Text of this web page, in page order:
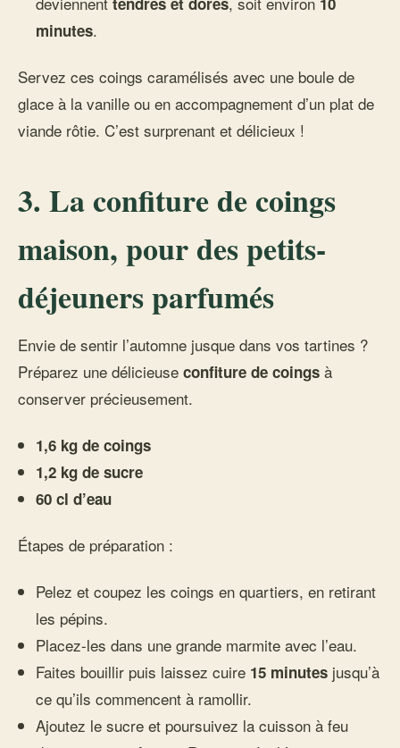
minutes.
Servez ces coings caramélisés avec une boule de
glace à la vanille ou en accompagnement d’un plat de
viande rôtie. C’est surprenant et délicieux !
3. La confiture de coings
maison, pour des petits-
déjeuners parfumés
Envie de sentir l’automne jusque dans vos tartines ?
Préparez une délicieuse confiture de coings à
conserver précieusement.
1,6 kg de coings
1,2 kg de sucre
60 cl d’eau
Étapes de préparation :
Pelez et coupez les coings en quartiers, en retirant
les pépins.
Placez-les dans une grande marmite avec l’eau.
Faites bouillir puis laissez cuire 15 minutes jusqu’à
ce qu’ils commencent à ramollir.
Ajoutez le sucre et poursuivez la cuisson à feu